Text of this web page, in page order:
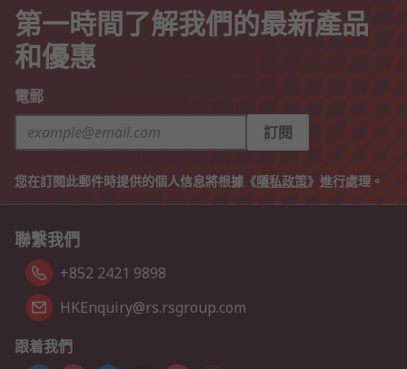
第一時間了解我們的最新產品
和優惠
電郵
訂閱
您在訂閱此郵件時提供的個人信息將根據《隱私政策》進行處理。
聯繫我們
+852 2421 9898
HKEnquiry@rs.rsgroup.com
跟着我們